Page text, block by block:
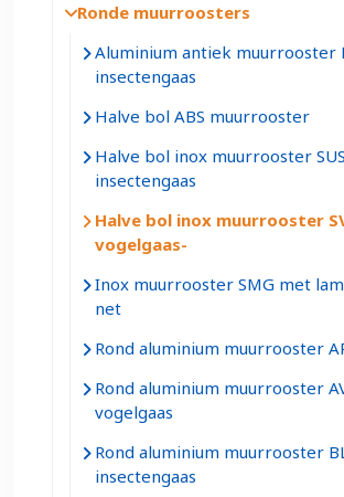
Ronde muurroosters
Aluminium antiek muurrooster
insectengaas
Halve bol ABS muurrooster
Halve bol inox muurrooster
insectengaas
Halve bol inox muurrooster
vogelgaas
Inox muurrooster SMG met
net
Rond aluminium muurrooster
Rond aluminium muurrooster
vogelgaas
Rond aluminium muurrooster
insectengaas